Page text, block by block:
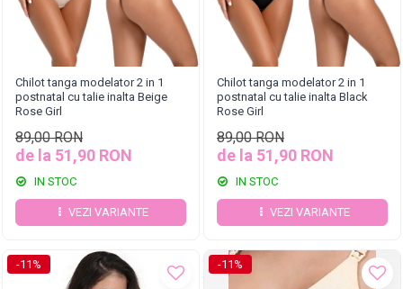
Chilot tanga modelator 2 in 1
postnatal cu talie inalta Beige
Rose Girl
89,00 RON
de la 51,90 RON
IN STOC
VEZI VARIANTE
Chilot tanga modelator 2 in 1
postnatal cu talie inalta Black
Rose Girl
89,00 RON
de la 51,90 RON
IN STOC
VEZI VARIANTE
-11% -11%